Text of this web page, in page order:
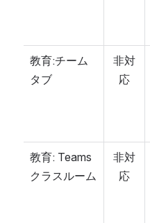
教育:チーム
タブ
非対
応
教育: Teams
クラスルーム
非対
応